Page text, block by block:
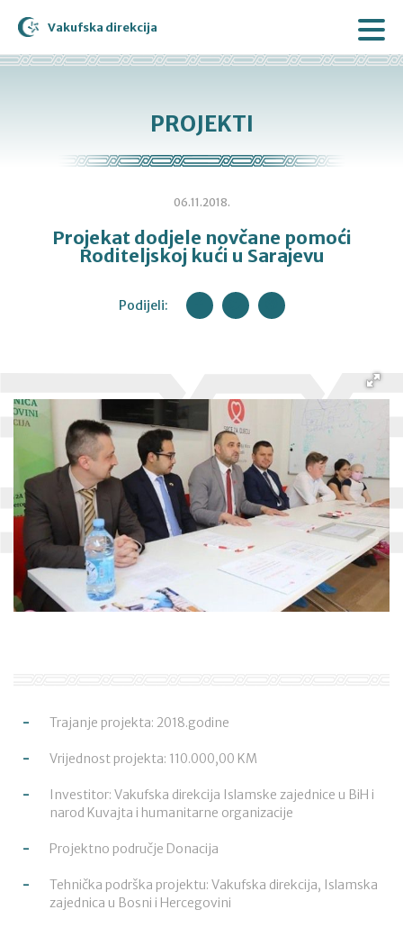
Vakufska direkcija
PROJEKTI
06.11.2018.
Projekat dodjele novčane pomoći
Roditeljskoj kući u Sarajevu
Podijeli:
Trajanje projekta: 2018.godine
Vrijednost projekta: 110.000,00 KM
Investitor: Vakufska direkcija Islamske zajednice u BiH i
narod Kuvajta i humanitarne organizacije
Projektno područje Donacija
Tehnička podrška projektu: Vakufska direkcija, Islamska
zajednica u Bosni i Hercegovini